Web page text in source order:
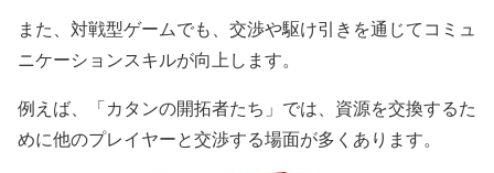
また、対戦型ゲームでも、交渉や駆け引きを通じてコミュ
ニケーションスキルが向上します。
例えば、「カタンの開拓者たち」では、資源を交換するた
めに他のプレイヤーと交渉する場面が多くあります。